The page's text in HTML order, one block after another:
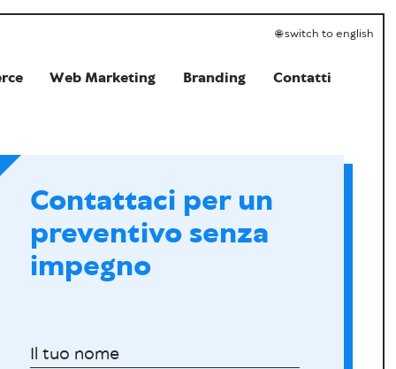
rce Web Marketing Branding Contatti
switch to english
Contattaci per un
preventivo senza
impegno
Il tuo nome